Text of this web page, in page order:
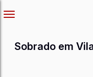
Sobrado em